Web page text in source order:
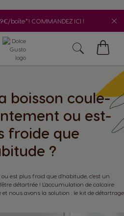
boîte*! COMMANDEZ ICI !
boisson coule-
ou est-
froide que
?
est plus froid que d'habitude, c'est un
détartrée ! L'accumulation de calcaire
nous avons la solution : le kit de détartrage